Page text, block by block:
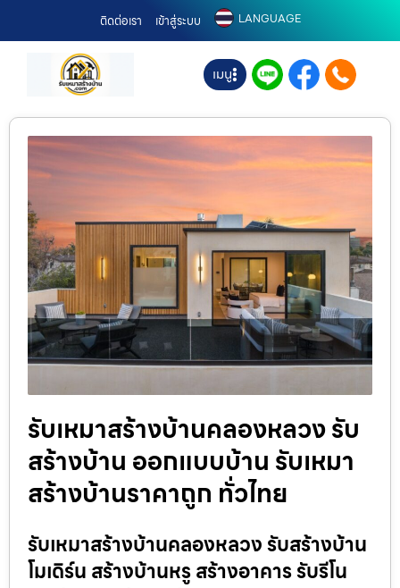
ติดต่อเรา เข้าสู่ระบบ LANGUAGE
เมนู
รับเหมาสร้างบ้านคลองหลวง รับ
สร้างบ้าน ออกแบบบ้าน รับเหมา
สร้างบ้านราคาถูก ทั่วไทย
รับเหมาสร้างบ้านคลองหลวง รับสร้างบ้าน
โมเดิร์น สร้างบ้านหรู สร้างอาคาร รับรีโน